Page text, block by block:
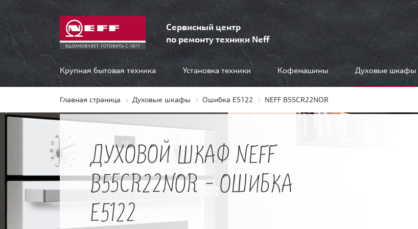
Сервисный центр
по ремонту техники Neff
Крупная бытовая техника Установка техники Кофемашины Духовые шкафы
Главная страница Духовые шкафы Ошибка E5122 NEFF B55CR22NOR
ДУХОВОЙ ШКАФ NEFF
B55CR22NOR - ОШИБКА
E5122